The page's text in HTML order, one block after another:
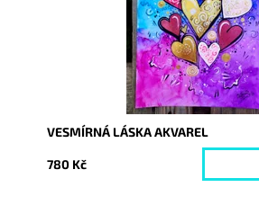
VESMÍRNÁ LÁSKA AKVAREL
780 Kč